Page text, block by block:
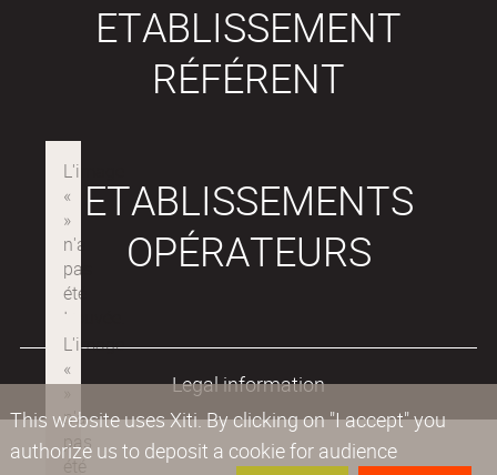
This website uses Xiti. By clicking on "I accept" you
authorize us to deposit a cookie for audience
ETABLISSEMENT
RÉFÉRENT
ETABLISSEMENTS
OPÉRATEURS
Legal information